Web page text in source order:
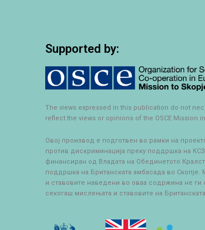
Supported by:
The views expressed in this publication do not
reflect the views or opinions of the OSCE Mission
Овој производ е подготвен во рамки на
против дискриминација преку поддршка на
финансиран од Владата на Обединетото
поддршка на Британската амбасада во Скопје.
и ставовите наведени во оваа содржина не ги
секогаш мислењата и ставовите на